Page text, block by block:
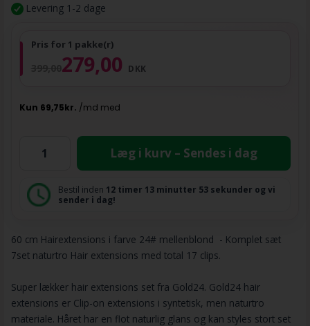
Levering 1-2 dage
Pris for 1 pakke(r)
279,00 DKK
Læg i kurv – Sendes i dag
Bestil inden 12 timer 13 minutter 53 sekunder og vi
sender i dag!
60 cm Hairextensions i farve 24# mellenblond - Komplet sæt
7set naturtro Hair extensions med total 17 clips.
Super lækker hair extensions set fra Gold24. Gold24 hair
extensions er Clip-on extensions i syntetisk, men naturtro
materiale. Håret har en flot naturlig glans og kan styles stort set